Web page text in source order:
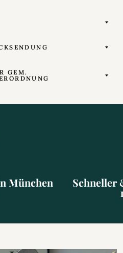
GEM.
München Schneller